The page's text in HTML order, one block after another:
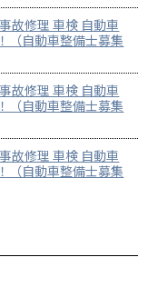
故修理 車検 自動車
（自動車整備士募集
故修理 車検 自動車
（自動車整備士募集
故修理 車検 自動車
（自動車整備士募集